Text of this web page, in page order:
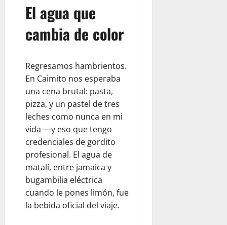
El agua que
cambia de color
Regresamos hambrientos.
En Caimito nos esperaba
una cena brutal: pasta,
pizza, y un pastel de tres
leches como nunca en mi
vida —y eso que tengo
credenciales de gordito
profesional. El agua de
matalí, entre jamaica y
bugambilia eléctrica
cuando le pones limón, fue
la bebida oficial del viaje.